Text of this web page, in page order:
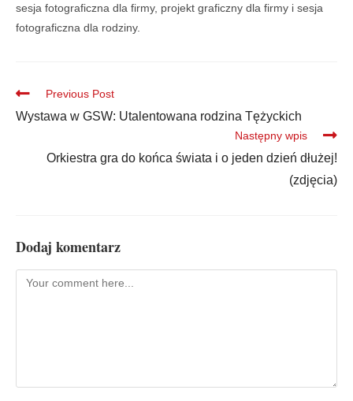
sesja fotograficzna dla firmy, projekt graficzny dla firmy i sesja
fotograficzna dla rodziny.
Previous Post
Wystawa w GSW: Utalentowana rodzina Tężyckich
Następny wpis
Orkiestra gra do końca świata i o jeden dzień dłużej!
(zdjęcia)
Dodaj komentarz